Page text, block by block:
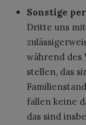
Sonstige
Dritte uns
während des
stellen, das
fallen keine
das sind